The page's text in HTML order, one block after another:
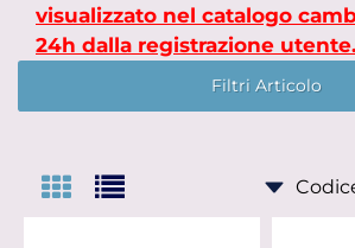
visualizzato nel catalogo
24h dalla registrazione utente.
Filtri Articolo